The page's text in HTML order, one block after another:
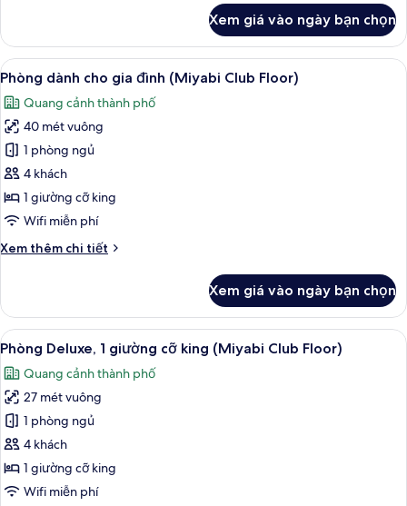
Phòng
Club,
góc
(Miyabi
Club
Floor)
Xem giá vào ngày bạn chọn
Xem
tất
cả
ảnh
Phòng
dành
cho
gia
(Miyabi
Bộ đồ giường cao cấp, két bảo mật
24
Phòng dành cho gia đình (Miyabi Club Floor)
Quang cảnh thành phố
40 mét vuông
1 phòng ngủ
4 khách
1 giường cỡ king
Wifi miễn phí
Xem thêm chi tiết
Chi
Phòng
dành
cho
đình
(Miyabi
Club
Floor)
Xem giá vào ngày bạn chọn
Xem
tất
cả
ảnh
Phòng
Deluxe,
1
giường
Bộ đồ giường cao cấp, két bảo mật
29
Phòng Deluxe, 1 giường cỡ king (Miyabi Club Floor)
Quang cảnh thành phố
27 mét vuông
1 phòng ngủ
4 khách
1 giường cỡ king
Wifi miễn phí